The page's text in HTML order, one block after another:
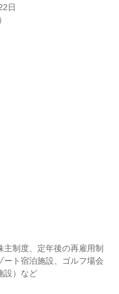
日
制度、定年後の再雇用制
ート宿泊施設、ゴルフ場会
設）など